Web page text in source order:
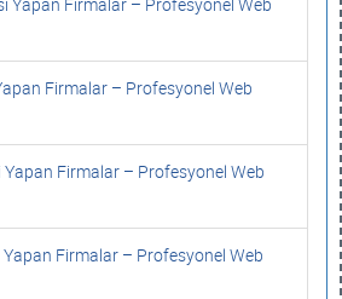
Firmalar – Profesyonel Web
Yapan Firmalar – Profesyonel Web
Firmalar – Profesyonel Web